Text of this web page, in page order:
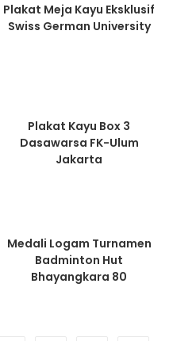
Plakat Meja Kayu Eksklusif
Swiss German University
Plakat Kayu Box 3
Dasawarsa FK-Ulum
Jakarta
Medali Logam Turnamen
Badminton Hut
Bhayangkara 80